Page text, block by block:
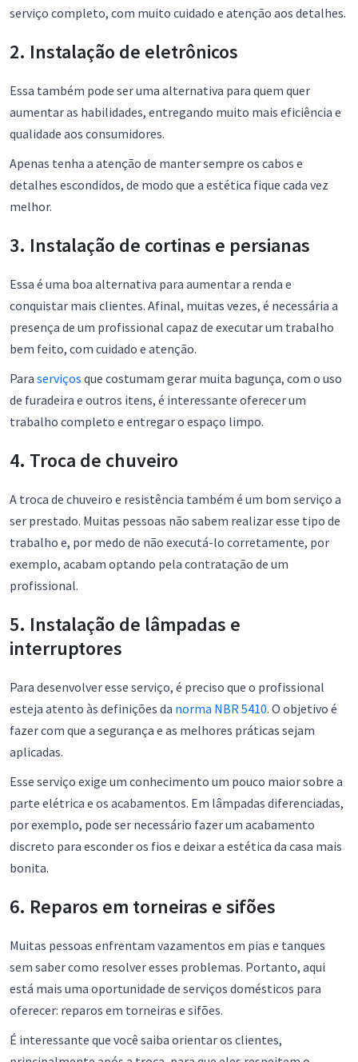
serviço completo, com muito cuidado e atenção aos detalhes.
2. Instalação de eletrônicos
Essa também pode ser uma alternativa para quem quer
aumentar as habilidades, entregando muito mais eficiência e
qualidade aos consumidores.
Apenas tenha a atenção de manter sempre os cabos e
detalhes escondidos, de modo que a estética fique cada vez
melhor.
3. Instalação de cortinas e persianas
Essa é uma boa alternativa para aumentar a renda e
conquistar mais clientes. Afinal, muitas vezes, é necessária a
presença de um profissional capaz de executar um trabalho
bem feito, com cuidado e atenção.
Para serviços que costumam gerar muita bagunça, com o uso
de furadeira e outros itens, é interessante oferecer um
trabalho completo e entregar o espaço limpo.
4. Troca de chuveiro
A troca de chuveiro e resistência também é um bom serviço a
ser prestado. Muitas pessoas não sabem realizar esse tipo de
trabalho e, por medo de não executá-lo corretamente, por
exemplo, acabam optando pela contratação de um
profissional.
5. Instalação de lâmpadas e
interruptores
Para desenvolver esse serviço, é preciso que o profissional
esteja atento às definições da norma NBR 5410. O objetivo é
fazer com que a segurança e as melhores práticas sejam
aplicadas.
Esse serviço exige um conhecimento um pouco maior sobre a
parte elétrica e os acabamentos. Em lâmpadas diferenciadas,
por exemplo, pode ser necessário fazer um acabamento
discreto para esconder os fios e deixar a estética da casa mais
bonita.
6. Reparos em torneiras e sifões
Muitas pessoas enfrentam vazamentos em pias e tanques
sem saber como resolver esses problemas. Portanto, aqui
está mais uma oportunidade de serviços domésticos para
oferecer: reparos em torneiras e sifões.
É interessante que você saiba orientar os clientes,